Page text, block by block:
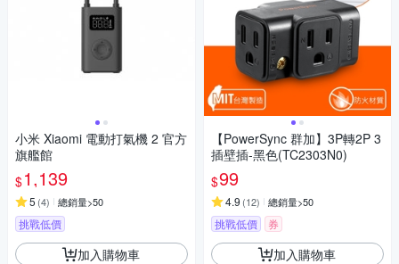
小米 Xiaomi 電動打氣機 2 官方
旗艦館
$1,139
5 (4) 總銷量>50
挑戰低價
加入購物車
【PowerSync 群加】3P轉2P 3
插壁插-黑色(TC2303N0)
$99
4.9 (12) 總銷量>50
挑戰低價 券
加入購物車